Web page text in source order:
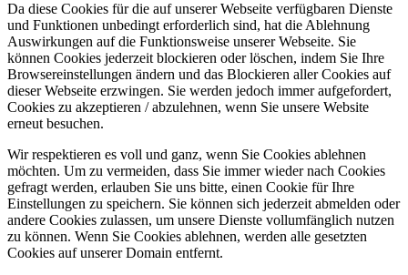
Da diese Cookies für die auf unserer Webseite verfügbaren Dienste
und Funktionen unbedingt erforderlich sind, hat die Ablehnung
Auswirkungen auf die Funktionsweise unserer Webseite. Sie
können Cookies jederzeit blockieren oder löschen, indem Sie Ihre
Browsereinstellungen ändern und das Blockieren aller Cookies auf
dieser Webseite erzwingen. Sie werden jedoch immer aufgefordert,
Cookies zu akzeptieren / abzulehnen, wenn Sie unsere Website
erneut besuchen.
Wir respektieren es voll und ganz, wenn Sie Cookies ablehnen
möchten. Um zu vermeiden, dass Sie immer wieder nach Cookies
gefragt werden, erlauben Sie uns bitte, einen Cookie für Ihre
Einstellungen zu speichern. Sie können sich jederzeit abmelden oder
andere Cookies zulassen, um unsere Dienste vollumfänglich nutzen
zu können. Wenn Sie Cookies ablehnen, werden alle gesetzten
Cookies auf unserer Domain entfernt.